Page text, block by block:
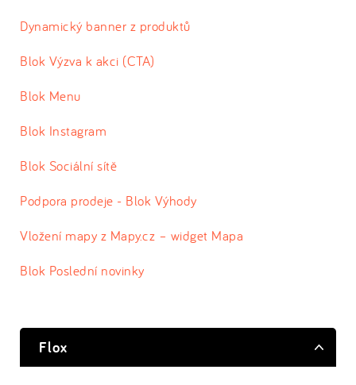
Dynamický banner z produktů
Blok Výzva k akci (CTA)
Blok Menu
Blok Instagram
Blok Sociální sítě
Podpora prodeje - Blok Výhody
Vložení mapy z Mapy.cz – widget Mapa
Blok Poslední novinky
Flox